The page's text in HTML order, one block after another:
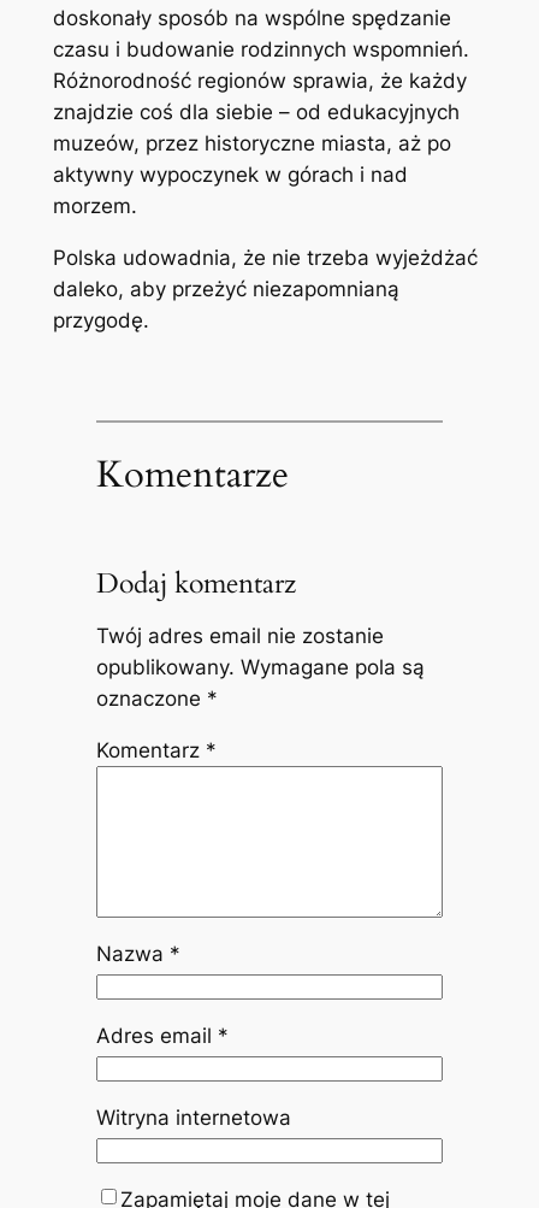
doskonały sposób na wspólne spędzanie
czasu i budowanie rodzinnych wspomnień.
Różnorodność regionów sprawia, że każdy
znajdzie coś dla siebie – od edukacyjnych
muzeów, przez historyczne miasta, aż po
aktywny wypoczynek w górach i nad
morzem.
Polska udowadnia, że nie trzeba wyjeżdżać
daleko, aby przeżyć niezapomnianą
przygodę.
Komentarze
Dodaj komentarz
Twój adres email nie zostanie
opublikowany. Wymagane pola są
oznaczone *
Komentarz *
Nazwa *
Adres email *
Witryna internetowa
Zapamiętaj moje dane w tej